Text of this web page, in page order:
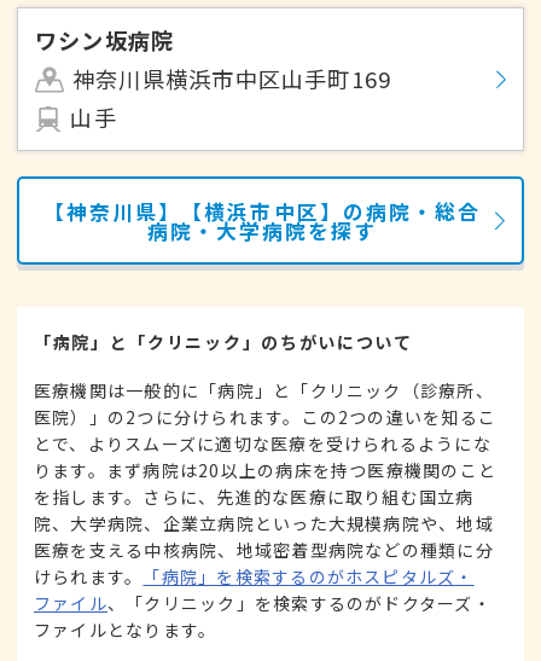
ワシン坂病院
神奈川県横浜市中区山手町169
山手
【神奈川県】【横浜市中区】の病院・総合
病院・大学病院を探す
「病院」と「クリニック」のちがいについて
医療機関は一般的に「病院」と「クリニック（診療所、
医院）」の2つに分けられます。この2つの違いを知るこ
とで、よりスムーズに適切な医療を受けられるようにな
ります。まず病院は20以上の病床を持つ医療機関のこと
を指します。さらに、先進的な医療に取り組む国立病
院、大学病院、企業立病院といった大規模病院や、地域
医療を支える中核病院、地域密着型病院などの種類に分
けられます。
「病院」を検索するのがホスピタルズ・
ファイル、「クリニック」を検索するのがドクターズ・
ファイルとなります。